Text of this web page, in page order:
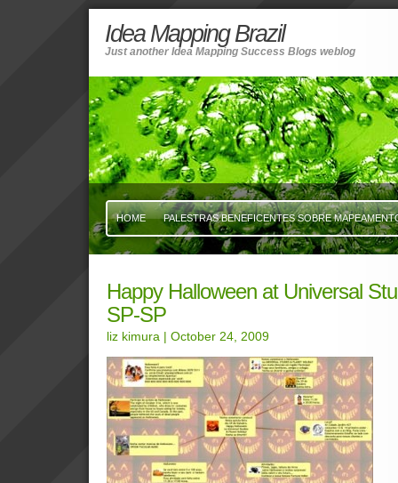
Idea Mapping Brazil
Just another Idea Mapping Success Blogs weblog
HOME PALESTRAS BENEFICENTES SOBRE
Happy Halloween at Universal
SP-SP
liz kimura | October 24, 2009